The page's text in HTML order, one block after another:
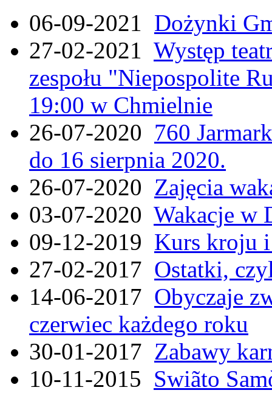
06-09-2021 Dożynki
27-02-2021 Występ
zespołu "Niepospolite
19:00 w Chmielnie
26-07-2020 760
do 16 sierpnia 2020.
26-07-2020 Zajęcia
03-07-2020 Wakacje w
09-12-2019 Kurs kroju i
27-02-2017 Ostatki,
14-06-2017 Obyczaje
czerwiec każdego roku
30-01-2017 Zabawy
10-11-2015 Swiãto